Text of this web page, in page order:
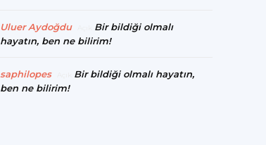
Uluer Aydoğdu
Bir bildiği olmalı
hayatın, ben ne bilirim!
saphilopes
Bir bildiği olmalı hayatın,
ben ne bilirim!